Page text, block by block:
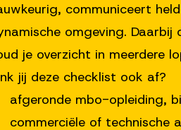
communiceert
omgeving. Daarbij
je overzicht in meerdere
jij deze checklist ook af?
mbo-opleiding,
of technische